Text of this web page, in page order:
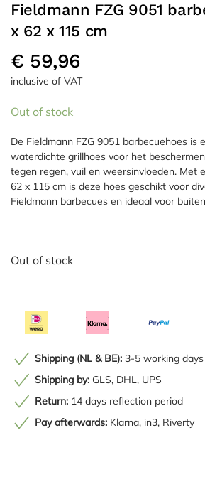
Fieldmann FZG 9051
x 62 x 115 cm
€ 59,96
inclusive of VAT
Out of stock
De Fieldmann FZG 9051 barbecuehoes is
waterdichte grillhoes voor het
tegen regen, vuil en weersinvloeden. Met
62 x 115 cm is deze hoes geschikt voor
Fieldmann barbecues en ideaal voor
Out of stock
Shipping (NL & BE): 3-5 working
Shipping by: GLS, DHL, UPS
Return: 14 days reflection period
Pay afterwards: Klarna, in3, Riverty